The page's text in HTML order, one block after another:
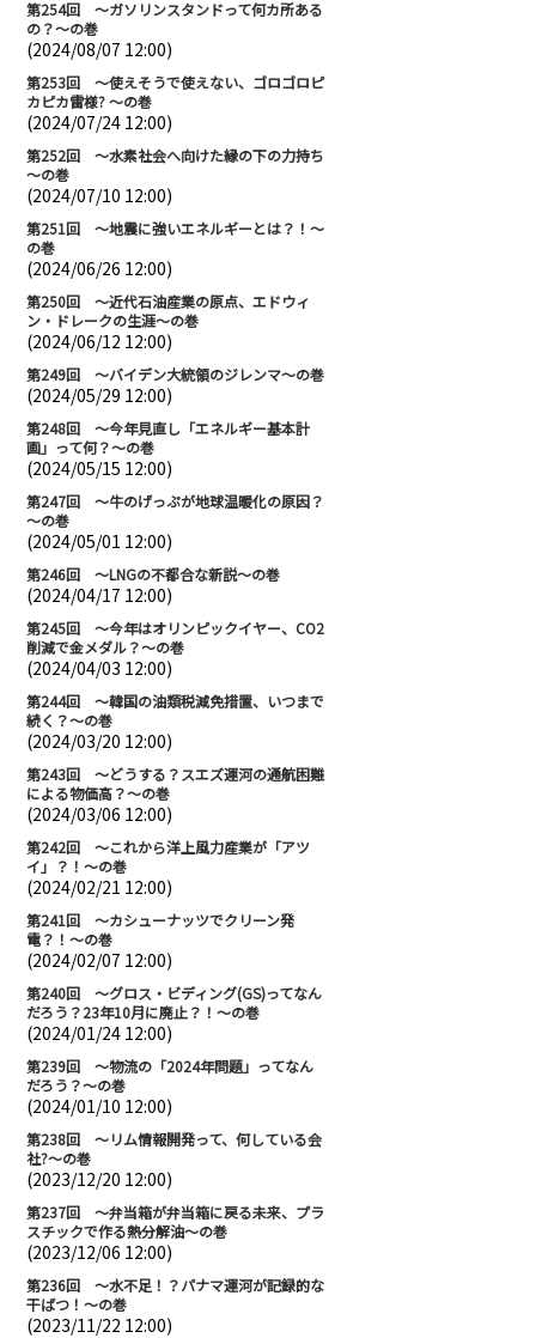
第254回 ～ガソリンスタンドって何カ所ある
の？～の巻
(2024/08/07 12:00)
第253回 ～使えそうで使えない、ゴロゴロピ
カピカ雷様? ～の巻
(2024/07/24 12:00)
第252回 ～水素社会へ向けた縁の下の力持ち
～の巻
(2024/07/10 12:00)
第251回 ～地震に強いエネルギーとは？！～
の巻
(2024/06/26 12:00)
第250回 ～近代石油産業の原点、エドウィ
ン・ドレークの生涯～の巻
(2024/06/12 12:00)
第249回 ～バイデン大統領のジレンマ～の巻
(2024/05/29 12:00)
第248回 ～今年見直し「エネルギー基本計
画」って何？～の巻
(2024/05/15 12:00)
第247回 ～牛のげっぷが地球温暖化の原因？
～の巻
(2024/05/01 12:00)
第246回 ～LNGの不都合な新説～の巻
(2024/04/17 12:00)
第245回 ～今年はオリンピックイヤー、CO2
削減で金メダル？～の巻
(2024/04/03 12:00)
第244回 ～韓国の油類税減免措置、いつまで
続く？～の巻
(2024/03/20 12:00)
第243回 ～どうする？スエズ運河の通航困難
による物価高？～の巻
(2024/03/06 12:00)
第242回 ～これから洋上風力産業が「アツ
イ」？！～の巻
(2024/02/21 12:00)
第241回 ～カシューナッツでクリーン発
電？！～の巻
(2024/02/07 12:00)
第240回 ～グロス・ビディング(GS)ってなん
だろう？23年10月に廃止？！～の巻
(2024/01/24 12:00)
第239回 ～物流の「2024年問題」ってなん
だろう？～の巻
(2024/01/10 12:00)
第238回 ～リム情報開発って、何している会
社?～の巻
(2023/12/20 12:00)
第237回 ～弁当箱が弁当箱に戻る未来、プラ
スチックで作る熱分解油～の巻
(2023/12/06 12:00)
第236回 ～水不足！？パナマ運河が記録的な
干ばつ！～の巻
(2023/11/22 12:00)